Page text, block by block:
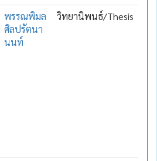
พรรณพิมล
ศิลปรัตนา
นนท์
วิทยานิพนธ์/Thesis